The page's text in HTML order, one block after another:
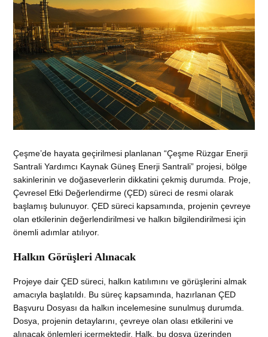
Çeşme’de hayata geçirilmesi planlanan “Çeşme Rüzgar Enerji
Santrali Yardımcı Kaynak Güneş Enerji Santrali” projesi, bölge
sakinlerinin ve doğaseverlerin dikkatini çekmiş durumda. Proje,
Çevresel Etki Değerlendirme (ÇED) süreci de resmi olarak
başlamış bulunuyor. ÇED süreci kapsamında, projenin çevreye
olan etkilerinin değerlendirilmesi ve halkın bilgilendirilmesi için
önemli adımlar atılıyor.
Halkın Görüşleri Alınacak
Projeye dair ÇED süreci, halkın katılımını ve görüşlerini almak
amacıyla başlatıldı. Bu süreç kapsamında, hazırlanan ÇED
Başvuru Dosyası da halkın incelemesine sunulmuş durumda.
Dosya, projenin detaylarını, çevreye olan olası etkilerini ve
alınacak önlemleri içermektedir. Halk, bu dosya üzerinden